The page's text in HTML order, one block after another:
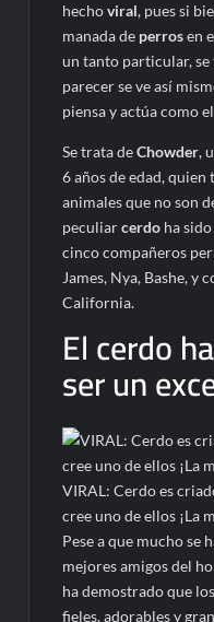
hechoviral, pues si
manada de perrosen
un tanto particular,
parecer se ve así
piensa y actúa como
Se trata deChowder,
6 años de edad,
animales que no son
peculiarcerdo ha
cinco compañeros
James, Nya, Bashe, y
California.
El cerdo
ser un
VIRAL: Cerdo es
cree uno de ellos ¡La
Pese a que mucho se
mejores amigos del
ha demostrado que
fieles, adorables y